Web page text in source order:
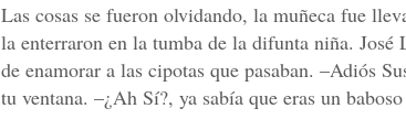
Las cosas se fueron olvidando, la muñeca fue
la enterraron en la tumba de la difunta niña.
de enamorar a las cipotas que pasaban. –Adiós
tu ventana. –¿Ah Sí?, ya sabía que eras un